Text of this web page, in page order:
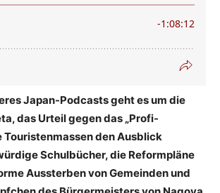
Japan-Podcasts geht es um die
das Urteil gegen das „Profi-
Touristenmassen den Ausblick
Schulbücher, die Reformpläne
Aussterben von Gemeinden und